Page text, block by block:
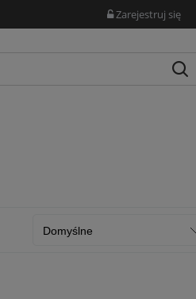
Zarejestruj się